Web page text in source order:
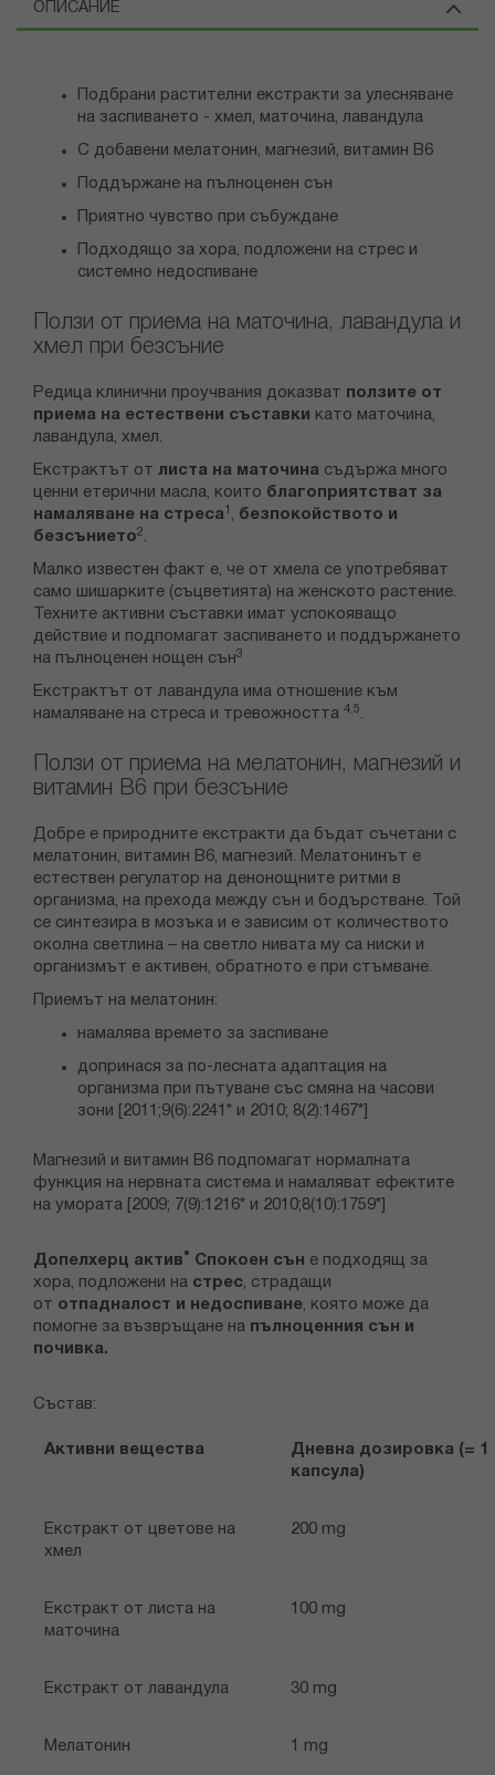
ОПИСАНИЕ
Подбрани растителни екстракти за улесняване
на заспиването - хмел, маточина, лавандула
С добавени мелатонин, магнезий, витамин В6
Поддържане на пълноценен сън
Приятно чувство при събуждане
Подходящо за хора, подложени на стрес и
системно недоспиване
Ползи от приема на маточина, лавандула и
хмел при безсъние
Редица клинични проучвания доказват ползите от
приема на естествени съставки като маточина,
лавандула, хмел.
Екстрактът от листа на маточина съдържа много
ценни етерични масла, които благоприятстват за
намаляване на стреса 1 , безпокойството и
безсънието2 .
Малко известен факт е, че от хмела се употребяват
само шишарките (съцветията) на женското растение.
Техните активни съставки имат успокояващо
действие и подпомагат заспиването и поддържането
на пълноценен нощен сън3
Екстрактът от лавандула има отношение към
намаляване на стреса и тревожността 4,5 .
Ползи от приема на мелатонин, магнезий и
витамин В6 при безсъние
Добре е природните екстракти да бъдат съчетани с
мелатонин, витамин В6, магнезий. Мелатонинът е
естествен регулатор на денонощните ритми в
организма, на прехода между сън и бодърстване. Той
се синтезира в мозъка и е зависим от количеството
околна светлина – на светло нивата му са ниски и
организмът е активен, обратното е при стъмване.
Приемът на мелатонин:
намалява времето за заспиване
допринася за по-лесната адаптация на
организма при пътуване със смяна на часови
зони [2011;9(6):2241* и 2010; 8(2):1467*]
Магнезий и витамин В6 подпомагат нормалната
функция на нервната система и намаляват ефектите
на умората [2009; 7(9):1216* и 2010;8(10):1759*]
Допелхерц актив ® Спокоен сън е подходящ за
хора, подложени на стрес, страдащи
от отпадналост и недоспиване, която може да
помогне за възвръщане на пълноценния сън и
почивка.
Състав:
Активни вещества
Дневна дозировка (= 1
капсула)
Екстракт от цветове на
хмел
200 mg
Екстракт от листа на
маточина
100 mg
Екстракт от лавандула 30 mg
Мелатонин 1 mg